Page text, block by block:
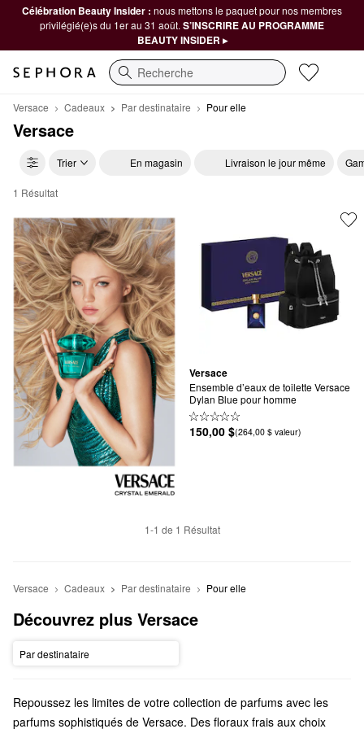
Célébration Beauty Insider : nous mettons le paquet pour nos membres
privilégié(e)s du 1er au 31 août. S’INSCRIRE AU PROGRAMME
BEAUTY INSIDER ▸
Recherche
Versace Cadeaux Par destinataire Pour elle
Versace
Trier En magasin Livraison le jour même
Versace Pour elle
1 Résultat
Versace
Ensemble d’eaux de toilette Versace
Dylan Blue pour homme
150,00 $(264,00 $ valeur)
1-1 de 1 Résultat
Versace Cadeaux Par destinataire Pour elle
Découvrez plus Versace
Par destinataire
Repoussez les limites de votre collection de parfums avec les
parfums sophistiqués de Versace. Des floraux frais aux choix